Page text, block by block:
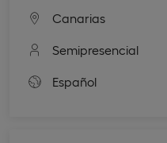
Canarias
Semipresencial
Español